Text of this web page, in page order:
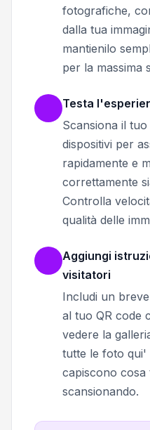
fotografiche,
dalla tua
mantienilo
per la massima
Testa
Scansiona il
dispositivi per
rapidamente e
correttamente
Controlla
qualità delle
Aggiungi
visitatori
Includi un
al tuo QR code
vedere la
tutte le foto qui'
capiscono
scansionando.